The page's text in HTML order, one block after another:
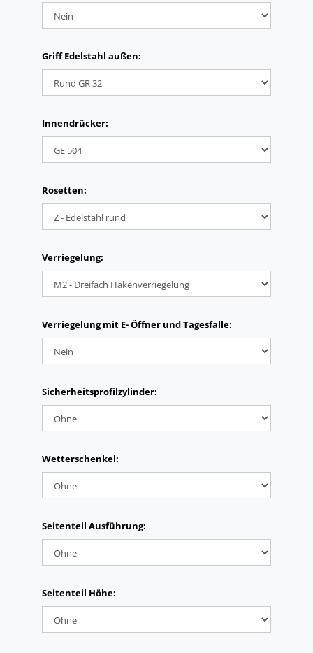
Griff Edelstahl außen:
Innendrücker:
Rosetten:
Verriegelung:
Verriegelung mit E- Öffner und Tagesfalle:
Sicherheitsprofilzylinder:
Wetterschenkel:
Seitenteil Ausführung:
Seitenteil Höhe: